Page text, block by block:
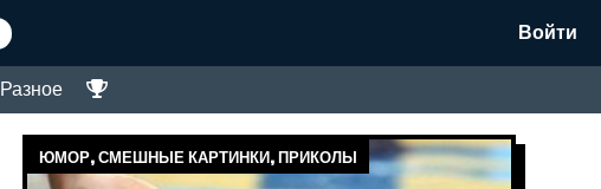
Войти
Разное
ЮМОР, СМЕШНЫЕ КАРТИНКИ, ПРИКОЛЫ